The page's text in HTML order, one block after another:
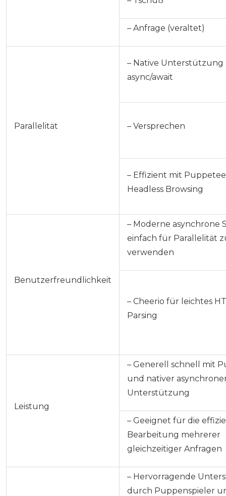
– Anfrage (veraltet)
Parallelität
– Native Unterstützung
async/await
– Versprechen
– Effizient mit
Headless Browsing
Benutzerfreundlichkeit
– Moderne asynchrone
einfach für Parallelität
verwenden
– Cheerio für leichtes
Parsing
Leistung
– Generell schnell mit
und nativer
Unterstützung
– Geeignet für die
Bearbeitung mehrerer
gleichzeitiger Anfragen
– Hervorragende
durch Puppenspieler